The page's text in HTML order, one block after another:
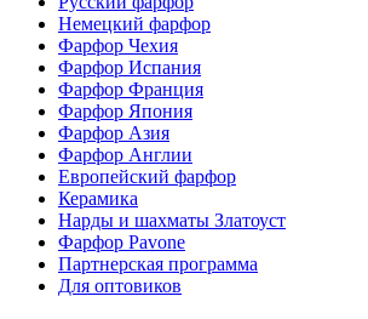
Немецкий фарфор
Фарфор Чехия
Фарфор Испания
Фарфор Франция
Фарфор Япония
Фарфор Азия
Фарфор Англии
Европейский фарфор
Керамика
Нарды и шахматы Златоуст
Фарфор Pavone
Партнерская программа
Для оптовиков